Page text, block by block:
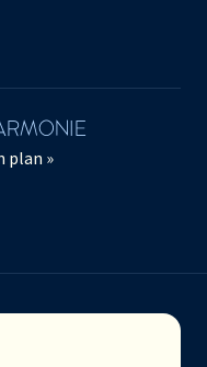
plan »